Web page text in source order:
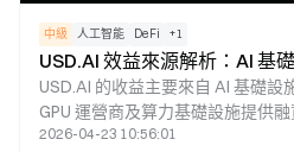
中級 人工智能 DeFi +1
USD.AI 效益來源解析：AI 基
USD.AI 的收益主要來自 AI 基礎設
GPU 運營商及算力基礎設施提供
會將這些收益分配給收益型資產
2026-04-23 10:56:01